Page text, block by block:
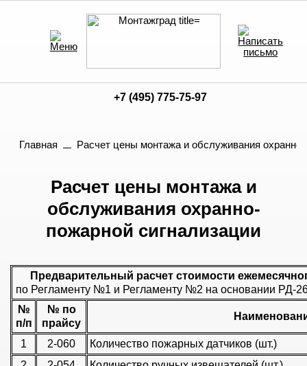
+7 (495) 775-75-97
Главная Расчет цены монтажа и обслуживания охранно-
Расчет цены монтажа и
обслуживания охранно-
пожарной сигнализации
Предварительный расчет стоимости
по Регламенту №1 и Регламенту №2 на основании РД-
№
п/п
№ по
прайсу
1 2-060
Количество пожарных датчиков (шт.)